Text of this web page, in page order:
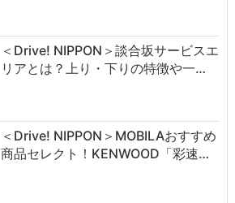
＜Drive! NIPPON＞談合坂サービスエ
リアとは？上り・下りの特徴や一…
＜Drive! NIPPON＞MOBILAおすすめ
商品セレクト！KENWOOD「彩速…